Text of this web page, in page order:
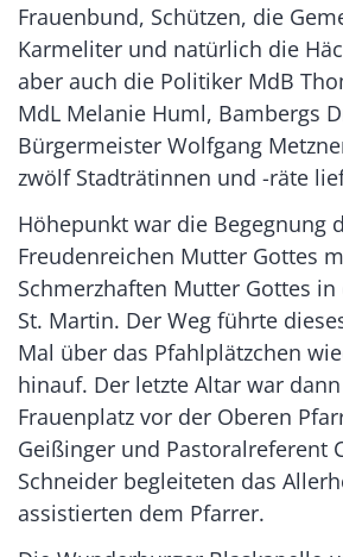
Frauenbund, Schützen, die
Karmeliter und natürlich die
aber auch die Politiker MdB
MdL Melanie Huml, Bambergs
Bürgermeister Wolfgang
zwölf Stadträtinnen und -räte
Höhepunkt war die Begegnung
Freudenreichen Mutter Gottes
Schmerzhaften Mutter Gottes
St. Martin. Der Weg führte
Mal über das Pfahlplätzchen
hinauf. Der letzte Altar war
Frauenplatz vor der Oberen
Geißinger und Pastoralreferent
Schneider begleiteten das
assistierten dem Pfarrer.